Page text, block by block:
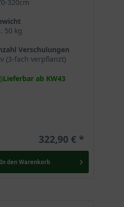
für den heimischen
liebliche Blüte sowie
bisher wenig in
320cm
50 kg
Verschulungen
(3-fach verpflanzt)
Lieferbar ab KW43
322,90 €
In den Warenkorb